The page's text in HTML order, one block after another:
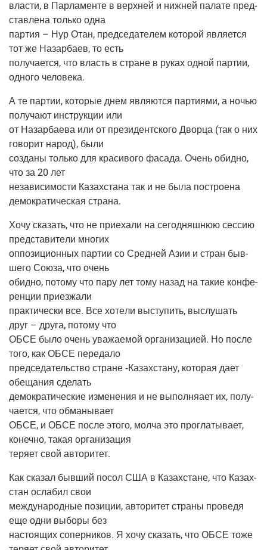
вла­сти, в Пар­ла­мен­те в верх­ней и ниж­ней пала­те пред­
став­ле­на толь­ко одна
пар­тия – Нур Отан, пред­се­да­те­лем кото­рой явля­ет­ся
тот же Назар­ба­ев, то есть
полу­ча­ет­ся, что власть в стране в руках одной пар­тии,
одно­го человека.
А те пар­тии, кото­рые днем явля­ют­ся пар­ти­я­ми, а ночью
полу­ча­ют инструк­ции или
от Назар­ба­е­ва или от пре­зи­дент­ско­го Двор­ца (так о них
гово­рит народ), были
созда­ны толь­ко для кра­си­во­го фаса­да. Очень обид­но,
что за 20 лет
неза­ви­си­мо­сти Казах­ста­на так и не была постро­е­на
демо­кра­ти­че­ская страна.
Хочу ска­зать, что не при­е­ха­ли на сего­дняш­нюю сес­сию
пред­ста­ви­те­ли многих
оппо­зи­ци­он­ных пар­тии со Сред­ней Азии и стран быв­
ше­го Сою­за, что очень
обид­но, пото­му что пару лет тому назад на такие кон­фе­
рен­ции приезжали
прак­ти­че­ски все. Все хоте­ли высту­пить, выслу­шать
друг – дру­га, пото­му что
ОБСЕ было очень ува­жа­е­мой орга­ни­за­ци­ей. Но после
того, как ОБСЕ передало
пред­се­да­тель­ство стране ‑Казах­ста­ну, кото­рая дает
обе­ща­ния сделать
демо­кра­ти­че­ские изме­не­ния и не выпол­няа­ет их, полу­
ча­ет­ся, что обманывает
ОБСЕ, и ОБСЕ после это­го, мол­ча это про­гла­ты­ва­ет,
конеч­но, такая организация
теря­ет свой авторитет.
Как ска­зал быв­ший посол США в Казах­стане, что Казах­
стан осла­бил свои
меж­ду­на­род­ные пози­ции, авто­ри­тет стра­ны про­ве­дя
еще одни выбо­ры без
насто­я­щих сопер­ни­ков. Я хочу ска­зать, что ОБСЕ тоже